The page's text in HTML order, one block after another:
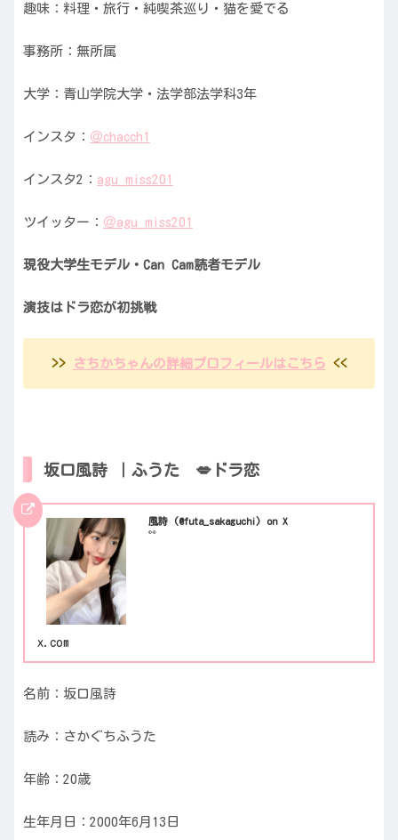
趣味： 料理・旅行・純喫茶巡り・猫を愛でる
事務所：無所属
大学：青山学院大学・法学部法学科3年
インスタ： ＠chacch1
インスタ2： agu_miss201
ツイッター： ＠agu_miss201
現役大学生モデル・Can Cam読者モデル
演技はドラ恋が初挑戦
>> さちかちゃんの詳細プロフィールはこちら <<
坂口風詩 ｜ふうた 💋ドラ恋
風詩 (@futa_sakaguchi) on X
👀
x.com
名前：坂口風詩
読み：さかぐちふうた
年齢：20歳
生年月日：2000年6月13日